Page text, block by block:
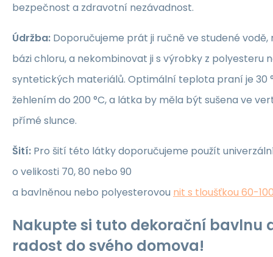
bezpečnost a zdravotní nezávadnost.
Údržba: Doporučujeme prát ji ručně ve studené
bázi chloru, a nekombinovat ji s výrobky z polyesteru
syntetických materiálů. Optimální teplota praní je 30
žehlením do 200 °C, a látka by měla být sušena ve
přímé slunce.
Šití: Pro šití této látky doporučujeme použít
o velikosti 70, 80 nebo 90
a bavlněnou nebo polyesterovou nit s tloušťkou 60-
Nakupte si tuto dekorační bavlnu
radost do svého domova!